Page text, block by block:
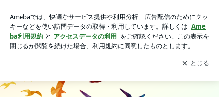
ス『お店自慢』の画像
アプリをダウンロードして ブログの更新通知
を受け取りまし
ょう。
開く